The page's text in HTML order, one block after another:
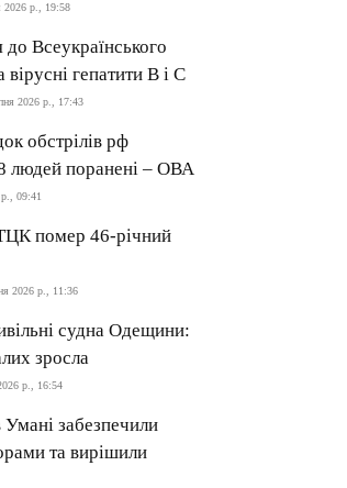
2026 р., 19:58
Всеукраїнського
гепатити B і C
2026 р., 17:43
обстрілів рф
людей поранені – ОВА
09:41
помер 46-річний
2026 р., 11:36
судна Одещини:
зросла
р., 16:54
забезпечили
та вирішили